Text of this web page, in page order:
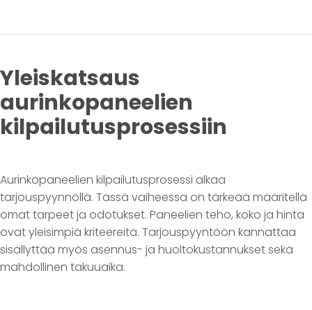
Yleiskatsaus
aurinkopaneelien
kilpailutusprosessiin
Aurinkopaneelien kilpailutusprosessi alkaa
tarjouspyynnöllä. Tässä vaiheessa on tärkeää määritellä
omat tarpeet ja odotukset. Paneelien teho, koko ja hinta
ovat yleisimpiä kriteereitä. Tarjouspyyntöön kannattaa
sisällyttää myös asennus- ja huoltokustannukset sekä
mahdollinen takuuaika.